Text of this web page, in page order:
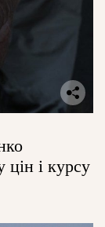
цін і курсу